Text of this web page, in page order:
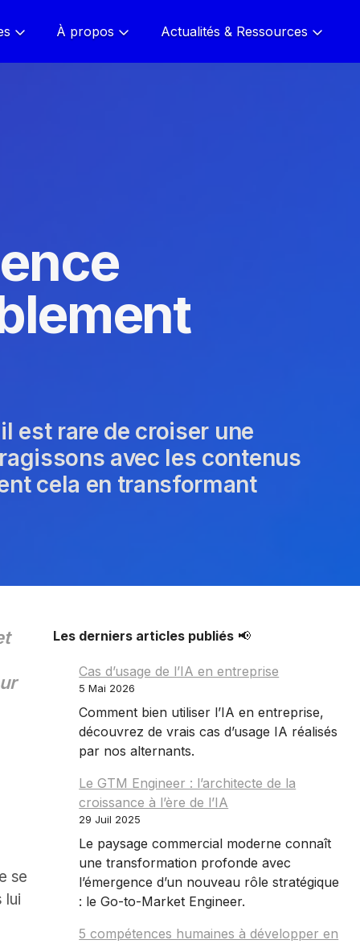
À propos Actualités & Ressources
est rare de croiser une
avec les contenus
cela en transformant
se
lui
Les derniers articles publiés 📢
Cas d’usage de l’IA en entreprise
5 Mai 2026
Comment bien utiliser l’IA en entreprise,
découvrez de vrais cas d’usage IA réalisés
par nos alternants.
Le GTM Engineer : l’architecte de la
croissance à l’ère de l’IA
29 Juil 2025
Le paysage commercial moderne connaît
une transformation profonde avec
l’émergence d’un nouveau rôle stratégique
: le Go-to-Market Engineer.
5 compétences humaines à développer en